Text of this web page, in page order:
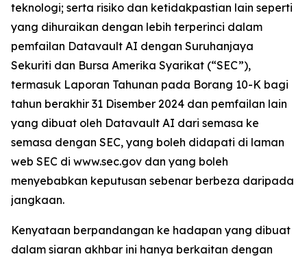
teknologi; serta risiko dan ketidakpastian lain seperti
yang dihuraikan dengan lebih terperinci dalam
pemfailan Datavault AI dengan Suruhanjaya
Sekuriti dan Bursa Amerika Syarikat (“SEC”),
termasuk Laporan Tahunan pada Borang 10-K bagi
tahun berakhir 31 Disember 2024 dan pemfailan lain
yang dibuat oleh Datavault AI dari semasa ke
semasa dengan SEC, yang boleh didapati di laman
web SEC di www.sec.gov dan yang boleh
menyebabkan keputusan sebenar berbeza daripada
jangkaan.
Kenyataan berpandangan ke hadapan yang dibuat
dalam siaran akhbar ini hanya berkaitan dengan